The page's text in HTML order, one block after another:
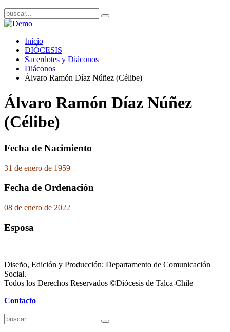
Inicio
DIÓCESIS
Sacerdotes y Diáconos
Diáconos
Álvaro Ramón Díaz Núñez (Célibe)
Álvaro Ramón Díaz Núñez
(Célibe)
Fecha de Nacimiento
31 de enero de 1959
Fecha de Ordenación
08 de enero de 2022
Esposa
Diseño, Edición y Producción: Departamento de Comunicación
Social.
Todos los Derechos Reservados ©Diócesis de Talca-Chile
Contacto